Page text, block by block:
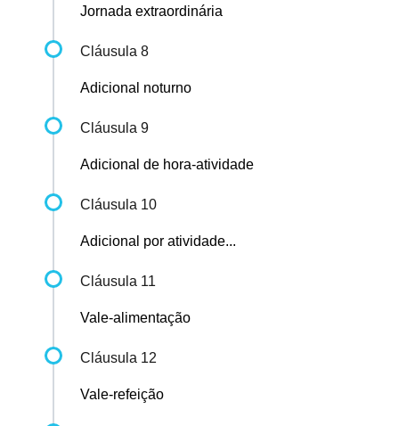
Jornada extraordinária
Cláusula 8
Adicional noturno
Cláusula 9
Adicional de hora-atividade
Cláusula 10
Adicional por atividade...
Cláusula 11
Vale-alimentação
Cláusula 12
Vale-refeição